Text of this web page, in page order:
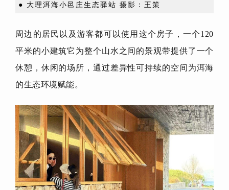
● 大理洱海小邑庄生态驿站 摄影：王策
周边的居民以及游客都可以使用这个房子，一个120
平米的小建筑它为整个山水之间的景观带提供了一个
休憩，休闲的场所，通过差异性可持续的空间为洱海
的生态环境赋能。